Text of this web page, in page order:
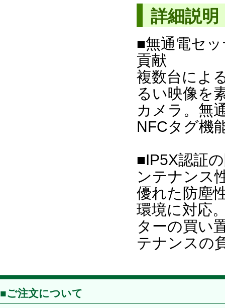
詳細説明
■無通電セ
貢献
複数台によ
るい映像を
カメラ。無
NFCタグ機
■IP5X認証
ンテナンス
優れた防塵
環境に対応
ターの買い
テナンスの
■ご注文について